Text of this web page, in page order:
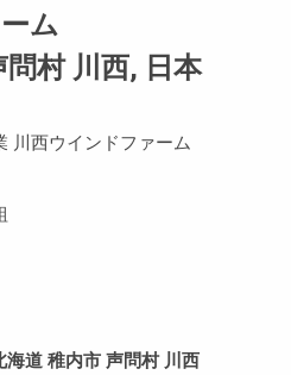
ム
村 川西, 日本
川⻄ウインドファーム
海道 稚内市 声問村 川西